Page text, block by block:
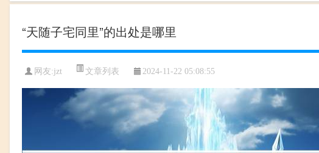
“天随子宅同里”的出处是哪里
网友:jzt 文章列表 2024-11-22 05:08:55